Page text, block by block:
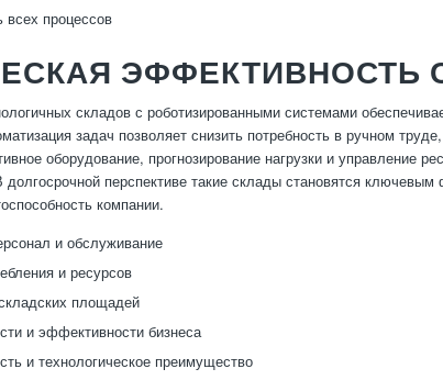
всех процессов
ЭФФЕКТИВНОСТЬ
складов с роботизированными системами
задач позволяет снизить потребность в ручном
оборудование, прогнозирование нагрузки и управление
перспективе такие склады становятся
компании.
и обслуживание
и ресурсов
площадей
и эффективности бизнеса
и технологическое преимущество